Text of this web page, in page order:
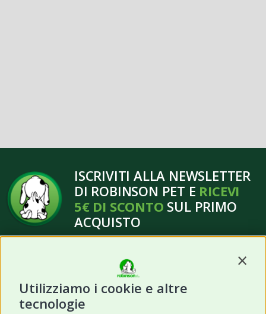
Utilizziamo i cookie e altre
tecnologie
ISCRIVITI ALLA NEWSLETTER
DI ROBINSON PET E RICEVI
5€ DI SCONTO SUL PRIMO
ACQUISTO